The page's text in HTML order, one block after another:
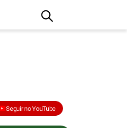
Seguir no YouTube